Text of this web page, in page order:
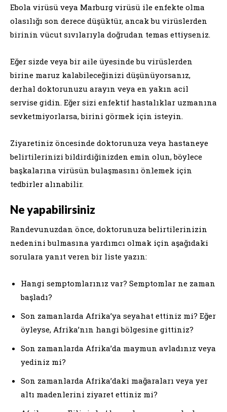
Ebola virüsü veya Marburg virüsü ile enfekte olma
olasılığı son derece düşüktür, ancak bu virüslerden
birinin vücut sıvılarıyla doğrudan temas ettiyseniz.
Eğer sizde veya bir aile üyesinde bu virüslerden
birine maruz kalabileceğinizi düşünüyorsanız,
derhal doktorunuzu arayın veya en yakın acil
servise gidin. Eğer sizi enfektif hastalıklar uzmanına
sevketmiyorlarsa, birini görmek için isteyin.
Ziyaretiniz öncesinde doktorunuza veya hastaneye
belirtilerinizi bildirdiğinizden emin olun, böylece
başkalarına virüsün bulaşmasını önlemek için
tedbirler alınabilir.
Ne yapabilirsiniz
Randevunuzdan önce, doktorunuza belirtilerinizin
nedenini bulmasına yardımcı olmak için aşağıdaki
sorulara yanıt veren bir liste yazın:
Hangi semptomlarınız var? Semptomlar ne zaman
başladı?
Son zamanlarda Afrika’ya seyahat ettiniz mi? Eğer
öyleyse, Afrika’nın hangi bölgesine gittiniz?
Son zamanlarda Afrika’da maymun avladınız veya
yediniz mi?
Son zamanlarda Afrika’daki mağaraları veya yer
altı madenlerini ziyaret ettiniz mi?